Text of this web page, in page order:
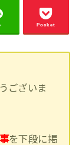
Pocket
ございま
を下段に掲